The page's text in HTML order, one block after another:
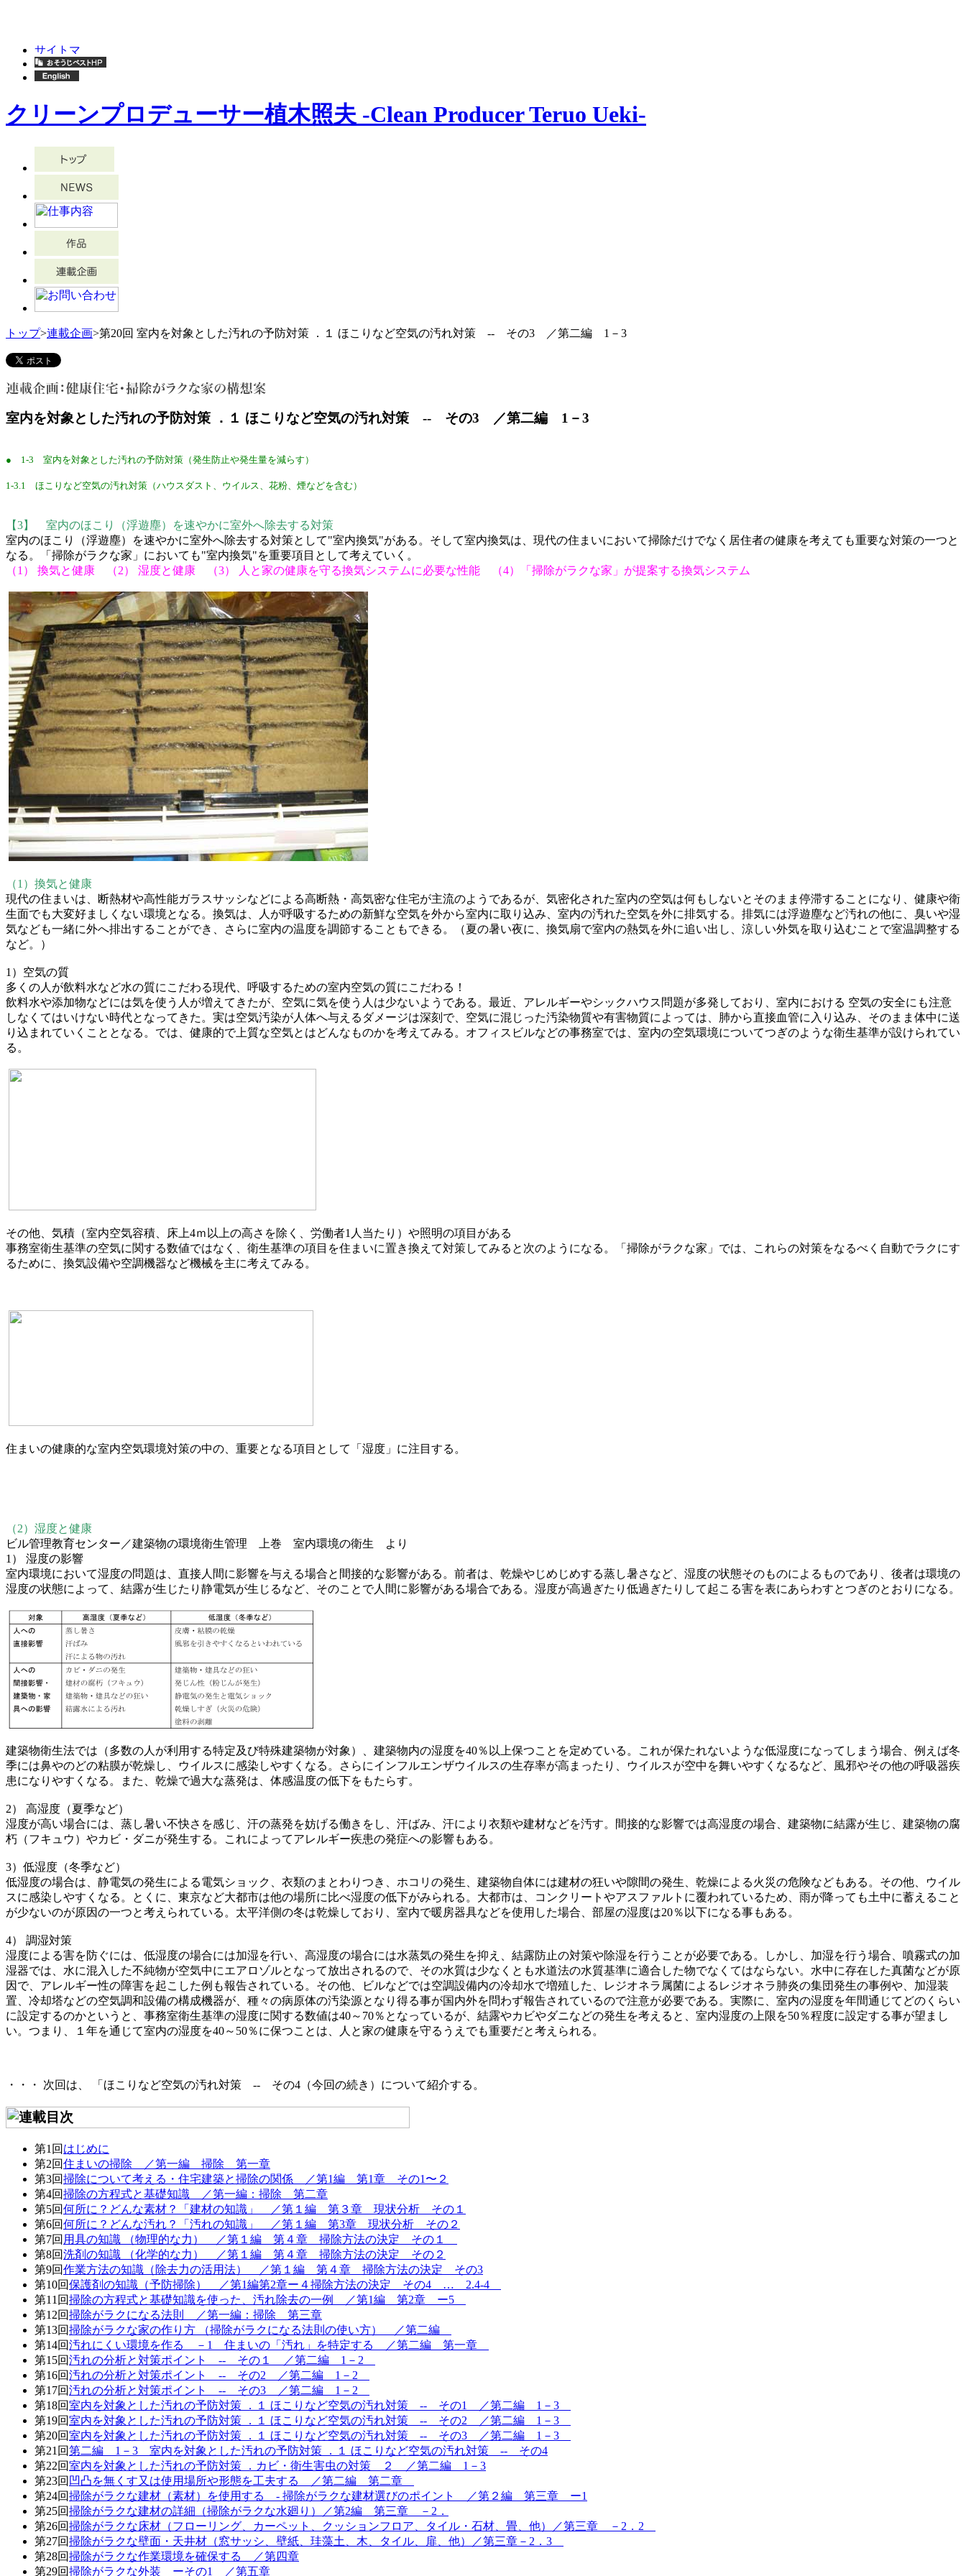
クリーンプロデューサー植木照夫 -Clean Producer Teruo Ueki-
トップ>連載企画>第20回 室内を対象とした汚れの予防対策 ．１ ほこりなど空気の汚れ対策 -- その3 ／第二編 1－3
室内を対象とした汚れの予防対策 ．１ ほこりなど空気の汚れ対策 -- その3 ／第二編 1－3
● 1-3 室内を対象とした汚れの予防対策（発生防止や発生量を減らす）
1-3.1 ほこりなど空気の汚れ対策（ハウスダスト、ウイルス、花粉、煙などを含む）
【3】 室内のほこり（浮遊塵）を速やかに室外へ除去する対策
室内のほこり（浮遊塵）を速やかに室外へ除去する対策として"室内換気"がある。そして室内換気は、現代の住まいにおいて掃除だけでなく居住者の健康を考えても重要な対策の一つと
なる。「掃除がラクな家」においても"室内換気"を重要項目として考えていく。
（1） 換気と健康 （2） 湿度と健康 （3） 人と家の健康を守る換気システムに必要な性能 （4）「掃除がラクな家」が提案する換気システム
（1）換気と健康
現代の住まいは、断熱材や高性能ガラスサッシなどによる高断熱・高気密な住宅が主流のようであるが、気密化された室内の空気は何もしないとそのまま停滞することになり、健康や衛
生面でも大変好ましくない環境となる。換気は、人が呼吸するための新鮮な空気を外から室内に取り込み、室内の汚れた空気を外に排気する。排気には浮遊塵など汚れの他に、臭いや湿
気なども一緒に外へ排出することができ、さらに室内の温度を調節することもできる。（夏の暑い夜に、換気扇で室内の熱気を外に追い出し、涼しい外気を取り込むことで室温調整する
など。）
1）空気の質
多くの人が飲料水など水の質にこだわる現代、呼吸するための室内空気の質にこだわる！
飲料水や添加物などには気を使う人が増えてきたが、空気に気を使う人は少ないようである。最近、アレルギーやシックハウス問題が多発しており、室内における 空気の安全にも注意
しなくてはいけない時代となってきた。実は空気汚染が人体へ与えるダメージは深刻で、空気に混じった汚染物質や有害物質によっては、肺から直接血管に入り込み、そのまま体中に送
り込まれていくこととなる。では、健康的で上質な空気とはどんなものかを考えてみる。オフィスビルなどの事務室では、室内の空気環境についてつぎのような衛生基準が設けられてい
る。
その他、気積（室内空気容積、床上4ｍ以上の高さを除く、労働者1人当たり）や照明の項目がある
事務室衛生基準の空気に関する数値ではなく、衛生基準の項目を住まいに置き換えて対策してみると次のようになる。「掃除がラクな家」では、これらの対策をなるべく自動でラクにす
るために、換気設備や空調機器など機械を主に考えてみる。
住まいの健康的な室内空気環境対策の中の、重要となる項目として「湿度」に注目する。
（2）湿度と健康
ビル管理教育センター／建築物の環境衛生管理 上巻 室内環境の衛生 より
1） 湿度の影響
室内環境において湿度の問題は、直接人間に影響を与える場合と間接的な影響がある。前者は、乾燥やじめじめする蒸し暑さなど、湿度の状態そのものによるものであり、後者は環境の
湿度の状態によって、結露が生じたり静電気が生じるなど、そのことで人間に影響がある場合である。湿度が高過ぎたり低過ぎたりして起こる害を表にあらわすとつぎのとおりになる。
建築物衛生法では（多数の人が利用する特定及び特殊建築物が対象）、建築物内の湿度を40％以上保つことを定めている。これが保たれないような低湿度になってしまう場合、例えば冬
季には鼻やのどの粘膜が乾燥し、ウイルスに感染しやすくなる。さらにインフルエンザウイルスの生存率が高まったり、ウイルスが空中を舞いやすくなるなど、風邪やその他の呼吸器疾
患になりやすくなる。また、乾燥で過大な蒸発は、体感温度の低下をもたらす。
2） 高湿度（夏季など）
湿度が高い場合には、蒸し暑い不快さを感じ、汗の蒸発を妨げる働きをし、汗ばみ、汗により衣類や建材などを汚す。間接的な影響では高湿度の場合、建築物に結露が生じ、建築物の腐
朽（フキュウ）やカビ・ダニが発生する。これによってアレルギー疾患の発症への影響もある。
3）低湿度（冬季など）
低湿度の場合は、静電気の発生による電気ショック、衣類のまとわりつき、ホコリの発生、建築物自体には建材の狂いや隙間の発生、乾燥による火災の危険などもある。その他、ウイル
スに感染しやすくなる。とくに、東京など大都市は他の場所に比べ湿度の低下がみられる。大都市は、コンクリートやアスファルトに覆われているため、雨が降っても土中に蓄えること
が少ないのが原因の一つと考えられている。太平洋側の冬は乾燥しており、室内で暖房器具などを使用した場合、部屋の湿度は20％以下になる事もある。
4） 調湿対策
湿度による害を防ぐには、低湿度の場合には加湿を行い、高湿度の場合には水蒸気の発生を抑え、結露防止の対策や除湿を行うことが必要である。しかし、加湿を行う場合、噴霧式の加
湿器では、水に混入した不純物が空気中にエアロゾルとなって放出されるので、その水質は少なくとも水道法の水質基準に適合した物でなくてはならない。水中に存在した真菌などが原
因で、アレルギー性の障害を起こした例も報告されている。その他、ビルなどでは空調設備内の冷却水で増殖した、レジオネラ属菌によるレジオネラ肺炎の集団発生の事例や、加湿装
置、冷却塔などの空気調和設備の構成機器が、種々の病原体の汚染源となり得る事が国内外を問わず報告されているので注意が必要である。実際に、室内の湿度を年間通じてどのくらい
に設定するのかというと、事務室衛生基準の湿度に関する数値は40～70％となっているが、結露やカビやダニなどの発生を考えると、室内湿度の上限を50％程度に設定する事が望まし
い。つまり、１年を通じて室内の湿度を40～50％に保つことは、人と家の健康を守るうえでも重要だと考えられる。
・・・ 次回は、 「ほこりなど空気の汚れ対策 -- その4（今回の続き）について紹介する。
第1回 はじめに
第2回住まいの掃除 ／第一編 掃除 第一章
第3回掃除について考える・住宅建築と掃除の関係 ／第1編 第1章 その1〜２
第4回掃除の方程式と基礎知識 ／第一編：掃除 第二章
第5回何所に？どんな素材？「建材の知識」 ／第１編 第３章 現状分析 その１
第6回何所に？どんな汚れ？「汚れの知識」 ／第１編 第3章 現状分析 その２
第7回 用具の知識 （物理的な力） ／第１編 第４章 掃除方法の決定 その１
第8回洗剤の知識 （化学的な力） ／第１編 第４章 掃除方法の決定 その２
第9回作業方法の知識（除去力の活用法） ／第１編 第４章 掃除方法の決定 その3
第10回保護剤の知識（予防掃除） ／第1編第2章ー４掃除方法の決定 その4 … 2.4-4
第11回掃除の方程式と基礎知識を使った、汚れ除去の一例 ／第1編 第2章 ー5
第12回掃除がラクになる法則 ／第一編：掃除 第三章
第13回掃除がラクな家の作り方 （掃除がラクになる法則の使い方） ／第二編
第14回汚れにくい環境を作る －1 住まいの「汚れ」を特定する ／第二編 第一章
第15回汚れの分析と対策ポイント -- その１ ／第二編 1－2
第16回汚れの分析と対策ポイント -- その2 ／第二編 1－2
第17回汚れの分析と対策ポイント -- その3 ／第二編 1－2
第18回室内を対象とした汚れの予防対策 ．１ ほこりなど空気の汚れ対策 -- その1 ／第二編 1－3
第19回室内を対象とした汚れの予防対策 ．１ ほこりなど空気の汚れ対策 -- その2 ／第二編 1－3
第20回室内を対象とした汚れの予防対策 ．１ ほこりなど空気の汚れ対策 -- その3 ／第二編 1－3
第21回第二編 1－3 室内を対象とした汚れの予防対策 ．１ ほこりなど空気の汚れ対策 -- その4
第22回室内を対象とした汚れの予防対策 ．カビ・衛生害虫の対策 ２ ／第二編 1－3
第23回 凹凸を無くす又は使用場所や形態を工夫する ／第二編 第二章
第24回掃除がラクな建材（素材）を使用する - 掃除がラクな建材選びのポイント ／第２編 第三章 ー1
第25回掃除がラクな建材の詳細（掃除がラクな水廻り）／第2編 第三章 －2．
第26回掃除がラクな床材（フローリング、カーペット、クッションフロア、タイル・石材、畳、他）／第三章 －2．2
第27回掃除がラクな壁面・天井材（窓サッシ、壁紙、珪藻土、木、タイル、扉、他）／第三章－2．3
第28回掃除がラクな作業環境を確保する ／第四章
第29回掃除がラクな外装 ーその1 ／第五章